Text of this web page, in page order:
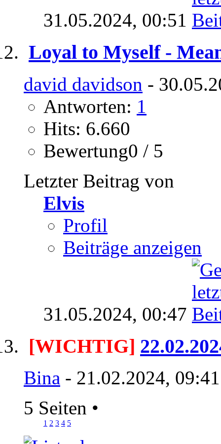
31.05.2024, 00:51
Loyal to Myself -
david davidson -
Antworten: 1
Hits: 6.660
Bewertung0 / 5
Letzter Beitrag von
Elvis
Profil
Beiträge anzeigen
31.05.2024, 00:47
[WICHTIG]
Bina - 21.02.2024,
5 Seiten •
1 2 3 4 5